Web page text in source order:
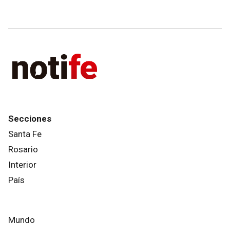
Secciones
Santa Fe
Rosario
Interior
País
Mundo